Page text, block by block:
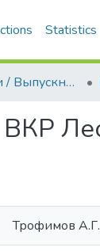
Statistics
Диссертации / Выпускные квалификационные работы
ВКР
Трофимов А.Г.